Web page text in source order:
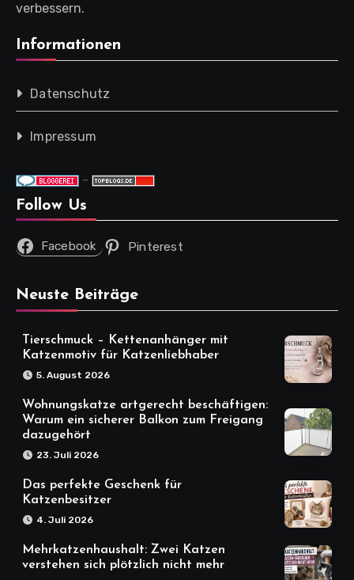
verbessern.
Informationen
Datenschutz
Impressum
-
Follow Us
Facebook Pinterest
Neuste Beiträge
Tierschmuck – Kettenanhänger mit
Katzenmotiv für Katzenliebhaber
5. August 2026
Wohnungskatze artgerecht beschäftigen:
Warum ein sicherer Balkon zum Freigang
dazugehört
23. Juli 2026
Das perfekte Geschenk für
Katzenbesitzer
4. Juli 2026
Mehrkatzenhaushalt: Zwei Katzen
verstehen sich plötzlich nicht mehr